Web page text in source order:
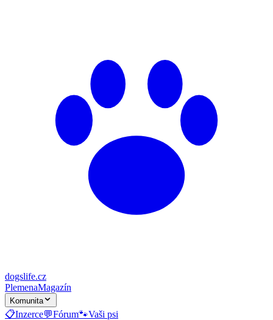
dogslife.cz
PlemenaMagazín
Komunita
📋Inzerce💬Fórum🐾Vaši psi